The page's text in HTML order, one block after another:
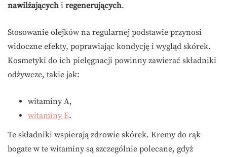
nawilżających i regenerujących.
Stosowanie olejków na regularnej podstawie przynosi
widoczne efekty, poprawiając kondycję i wygląd skórek.
Kosmetyki do ich pielęgnacji powinny zawierać składniki
odżywcze, takie jak:
witaminy A,
witaminy E.
Te składniki wspierają zdrowie skórek. Kremy do rąk
bogate w te witaminy są szczególnie polecane, gdyż